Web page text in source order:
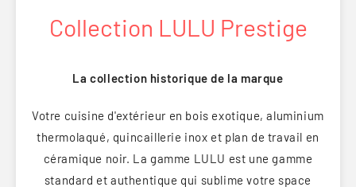
Collection LULU Prestige
La collection historique de la marque
Votre cuisine d'extérieur en bois exotique, aluminium
thermolaqué, quincaillerie inox et plan de travail en
céramique noir. La gamme LULU est une gamme
standard et authentique qui sublime votre space